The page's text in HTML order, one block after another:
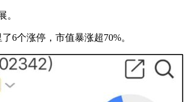
。
6个涨停，市值暴涨超70%。